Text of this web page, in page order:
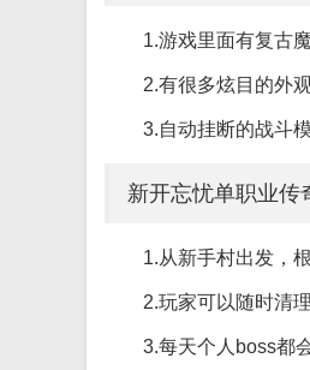
1.游戏里面有复古
2.有很多炫目的外
3.自动挂断的战斗
新开忘忧单职业传
1.从新手村出发，
2.玩家可以随时清
3.每天个人boss都